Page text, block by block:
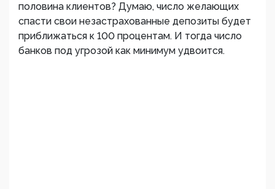
половина клиентов? Думаю, число желающих
спасти свои незастрахованные депозиты будет
приближаться к 100 процентам. И тогда число
банков под угрозой как минимум удвоится.